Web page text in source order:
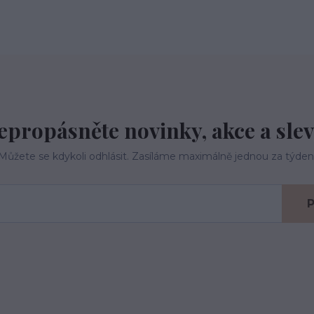
novinky, akce a
se kdykoli odhlásit. Zasíláme maximálně jednou za